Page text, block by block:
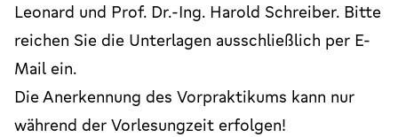
Leonard und Prof. Dr.-Ing. Harold Schreiber. Bitte
reichen Sie die Unterlagen ausschließlich per E-
Mail ein.
Die Anerkennung des Vorpraktikums kann nur
während der Vorlesungzeit erfolgen!